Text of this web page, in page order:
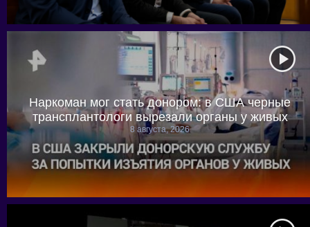
Наркоман мог стать донором: в США черные
трансплантологи вырезали органы у живых
8 августа, 2026